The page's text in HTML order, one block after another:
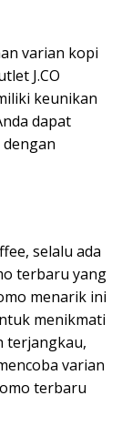
varian kopi
J.CO
keunikan
dapat
selalu ada
terbaru yang
menarik ini
menikmati
terjangkau,
varian
terbaru